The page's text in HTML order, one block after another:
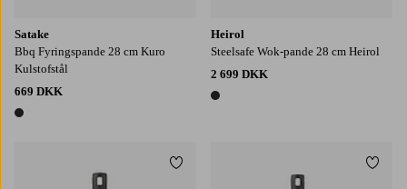
Satake
Bbq Fyringspande 28 cm Kuro
Kulstofstål
669 DKK
1 farve
Heirol
Steelsafe Wok-pande 28 cm Heirol
2 699 DKK
1 farve
Tilføj til favoritter